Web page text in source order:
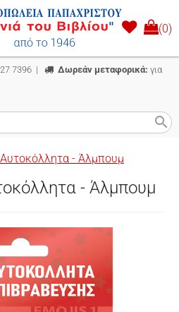
(0)
7396 | Δωρεάν μεταφορικά: για
search
Αυτοκόλλητα - Άλμπουμ
- Άλμπουμ